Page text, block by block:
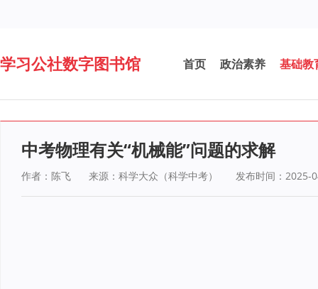
学习公社数字图书馆 首页 政治素养 基础教
中考物理有关“机械能”问题的求解
作者：陈飞 来源：科学大众（科学中考） 发布时间：2025-